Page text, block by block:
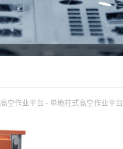
空作业平台 - 单桅柱式高空作业平台